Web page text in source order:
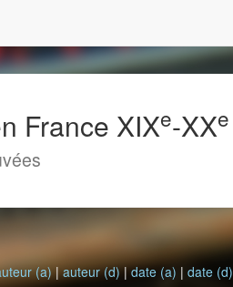
France XIXe-XXe
(a)|auteur (d)|date (a) |date (d)